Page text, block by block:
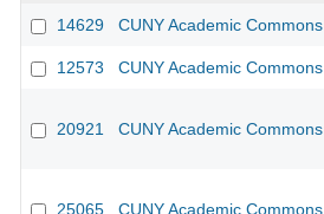
14629
CUNY Academic Commons
12573 CUNY Academic Commons
20921 CUNY Academic Commons
25065 CUNY Academic Commons